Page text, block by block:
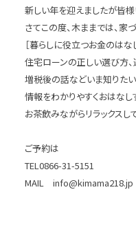
新しい年を迎えましたが皆様
さてこの度、木ままでは、家
［暮らしに役立つお金のはな
住宅ローンの正しい選び方
増税後の話などいま知りたい
情報をわかりやすくおはなし
お茶飲みながらリラックスし
ご予約は
TEL0866-31-5151
MAIL info@kimama218.jp